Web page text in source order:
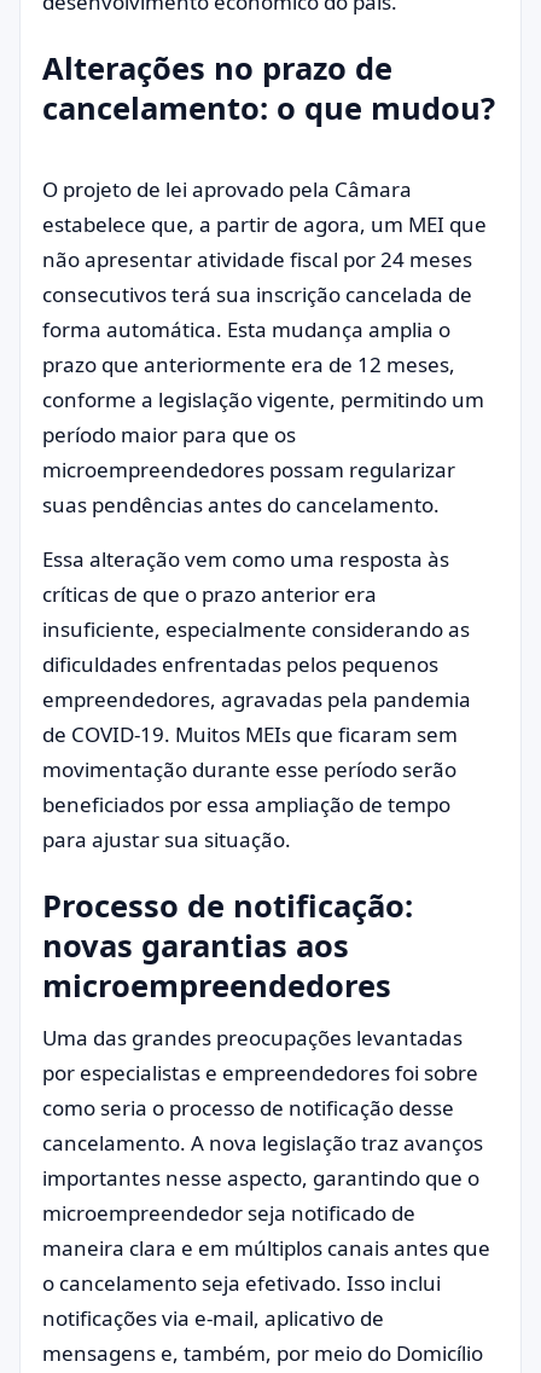
Alterações no prazo de
cancelamento: o que mudou?
O projeto de lei aprovado pela Câmara
estabelece que, a partir de agora, um MEI que
não apresentar atividade fiscal por 24 meses
consecutivos terá sua inscrição cancelada de
forma automática. Esta mudança amplia o
prazo que anteriormente era de 12 meses,
conforme a legislação vigente, permitindo um
período maior para que os
microempreendedores possam regularizar
suas pendências antes do cancelamento.
Essa alteração vem como uma resposta às
críticas de que o prazo anterior era
insuficiente, especialmente considerando as
dificuldades enfrentadas pelos pequenos
empreendedores, agravadas pela pandemia
de COVID-19. Muitos MEIs que ficaram sem
movimentação durante esse período serão
beneficiados por essa ampliação de tempo
para ajustar sua situação.
Processo de notificação:
novas garantias aos
microempreendedores
Uma das grandes preocupações levantadas
por especialistas e empreendedores foi sobre
como seria o processo de notificação desse
cancelamento. A nova legislação traz avanços
importantes nesse aspecto, garantindo que o
microempreendedor seja notificado de
maneira clara e em múltiplos canais antes que
o cancelamento seja efetivado. Isso inclui
notificações via e-mail, aplicativo de
mensagens e, também, por meio do Domicílio